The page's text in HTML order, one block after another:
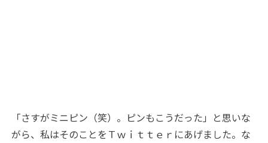
「さすがミニピン（笑）。ピンもこうだった」と思いな
がら、私はそのことをＴｗｉｔｔｅｒにあげました。な